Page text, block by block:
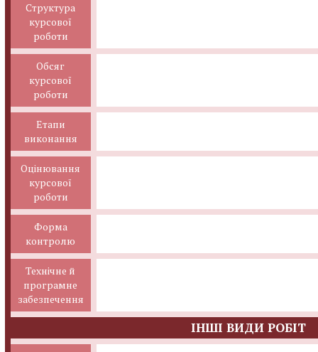
Структура
курсової
роботи
Обсяг
курсової
роботи
Етапи
виконання
Оцінювання
курсової
роботи
Форма
контролю
Технічне й
програмне
забезпечення
ІНШІ ВИДИ РОБІТ